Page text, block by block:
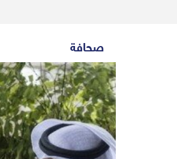
HOME
ABOUT US
GALLERY
صحافة